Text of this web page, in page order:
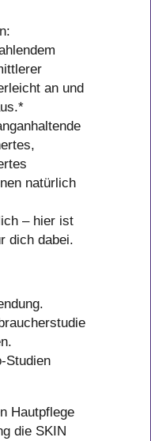
an und
natürlich
– hier ist
dich dabei.
Studien
Hautpflege
die SKIN